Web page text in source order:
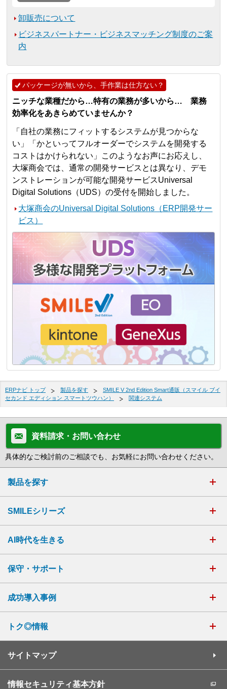
卸販売について
ビジネスパートナー・ビジネスマッチング制度のご案
内
パッケージが無いから、手作業は仕方ない？
ニッチな業種だから…特有の業務が多いから… 業務
効率化をあきらめていませんか？
「自社の業務にフィットするシステムが見つからな
い」「かといってフルオーダーでシステムを開発する
コストはかけられない」このようなお声にお応えし、
大塚商会では、通常の開発サービスとは異なり、デモ
ンストレーションが可能な開発サービスUniversal
Digital Solutions（UDS）の受付を開始しました。
大塚商会のUniversal Digital Solutions（ERP開発サー
ビス）
ERPナビ トップ 製品を探す
SMILE V 2nd Edition Smart通販（スマイル ブイ
セカンド エディション スマートツウハン）
関連システム
資料請求・お問い合わせ
具体的なご検討前のご相談でも、お気軽にお問い合わせください。
製品を探す
SMILEシリーズ
AI時代を生きる
保守・サポート
成功導入事例
トク◎情報
サイトマップ
情報セキュリティ基本方針